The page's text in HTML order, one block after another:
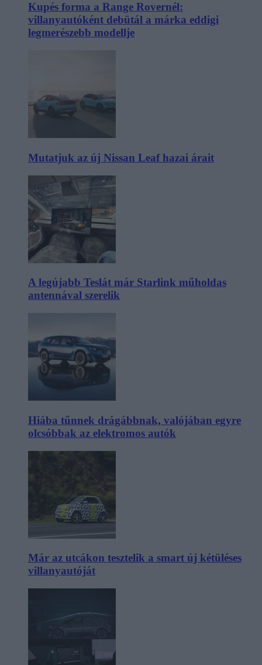
Kupés forma a Range Rovernél:
villanyautóként debütál a márka eddigi
legmerészebb modellje
Mutatjuk az új Nissan Leaf hazai árait
A legújabb Teslát már Starlink műholdas
antennával szerelik
Hiába tűnnek drágábbnak, valójában egyre
olcsóbbak az elektromos autók
Már az utcákon tesztelik a smart új kétüléses
villanyautóját